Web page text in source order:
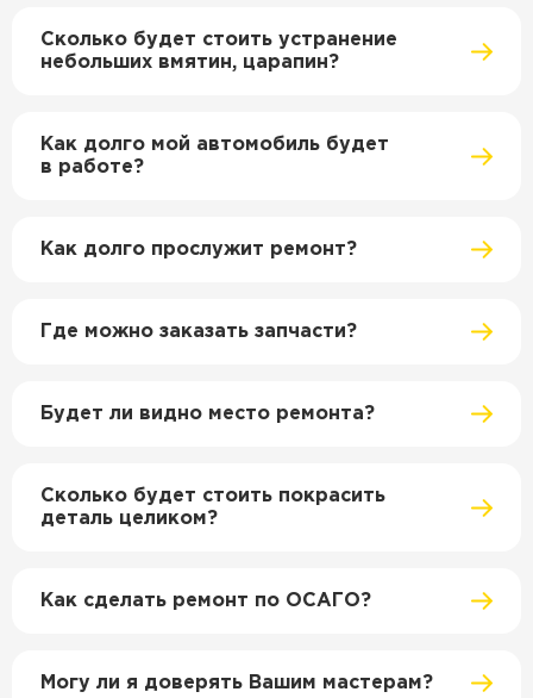
Сколько будет стоить устранение
небольших вмятин, царапин?
Как долго мой автомобиль будет
в работе?
Как долго прослужит ремонт?
Где можно заказать запчасти?
Будет ли видно место ремонта?
Сколько будет стоить покрасить
деталь целиком?
Как сделать ремонт по ОСАГО?
Могу ли я доверять Вашим мастерам?